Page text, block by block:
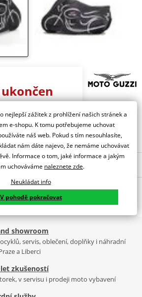
z kategorie
Venkovní plachta
Guzzi
pro motocykl Moto Guzzi V7
motocyklu Moto Guzzi V7 ze
- siluetou motocyklu a logem
pro vnitřní užití jako ochrana proti
skladování Vaší Guzzi v garáži.
showroom
servis, oblečení, doplňky i náhradní
a Liberci
let zkušeností
v servisu i prodeji moto vybavení
nejlepší zážitek z prohlížení našich stránek a
e-shopu. K tomu potřebujeme uchovat
náš web. Pokud s tím nesouhlasíte,
nám dáte najevo, že nemáme uchovávat
Informace o tom, jaké informace a jakým
uchováváme naleznete zde.
Neukládat info
V pohodě pokračovat